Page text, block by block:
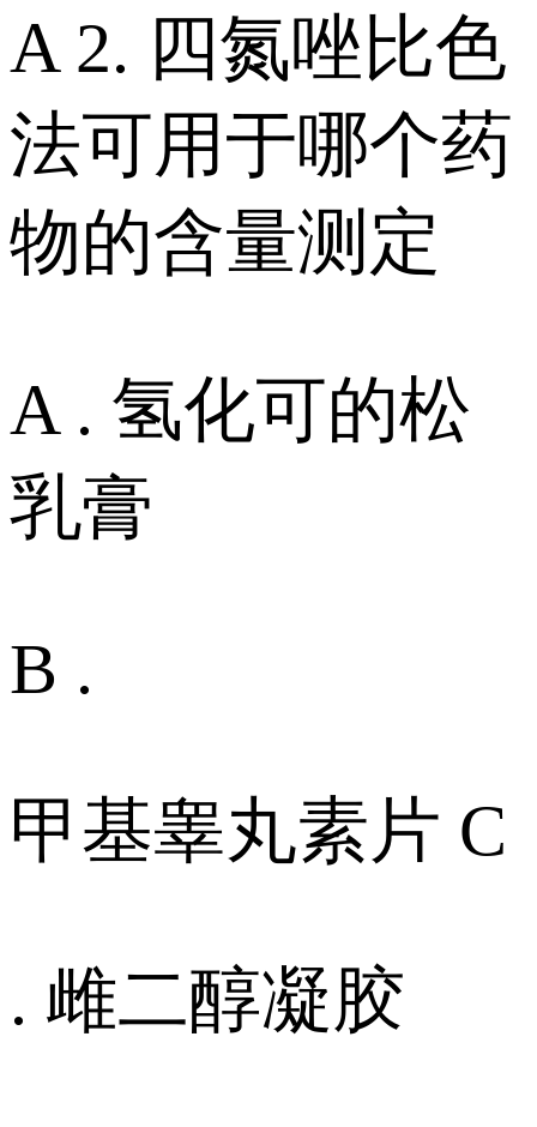
A 2. 四氮唑比色
法可用于哪个药
物的含量测定
A . 氢化可的松
乳膏
B .
甲基睾丸素片 C
. 雌二醇凝胶